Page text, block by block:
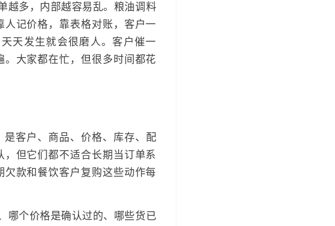
越多，内部越容易乱。粮油调料
记价格，靠表格对账，客户一
天发生就会很磨人。客户催一
大家都在忙，但很多时间都花
客户、商品、价格、库存、配
但它们都不适合长期当订单系
款和餐饮客户复购这些动作每
哪个价格是确认过的、哪些货已